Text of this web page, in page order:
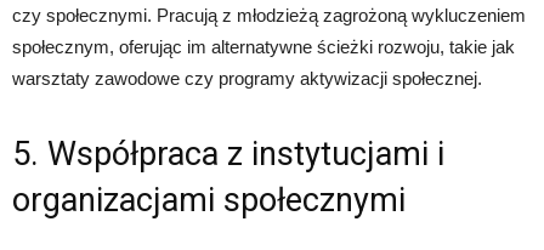
czy społecznymi. Pracują z młodzieżą zagrożoną wykluczeniem
społecznym, oferując im alternatywne ścieżki rozwoju, takie jak
warsztaty zawodowe czy programy aktywizacji społecznej.
5. Współpraca z instytucjami i
organizacjami społecznymi